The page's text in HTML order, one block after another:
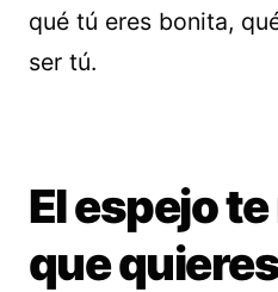
qué tú eres bonita,
ser tú.
El espejo
que